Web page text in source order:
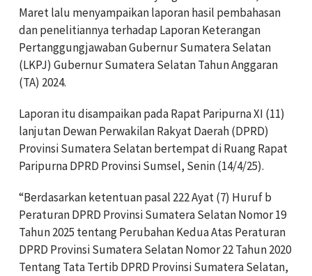
Maret lalu menyampaikan laporan hasil pembahasan
dan penelitiannya terhadap Laporan Keterangan
Pertanggungjawaban Gubernur Sumatera Selatan
(LKPJ) Gubernur Sumatera Selatan Tahun Anggaran
(TA) 2024.
Laporan itu disampaikan pada Rapat Paripurna XI (11)
lanjutan Dewan Perwakilan Rakyat Daerah (DPRD)
Provinsi Sumatera Selatan bertempat di Ruang Rapat
Paripurna DPRD Provinsi Sumsel, Senin (14/4/25).
“Berdasarkan ketentuan pasal 222 Ayat (7) Huruf b
Peraturan DPRD Provinsi Sumatera Selatan Nomor 19
Tahun 2025 tentang Perubahan Kedua Atas Peraturan
DPRD Provinsi Sumatera Selatan Nomor 22 Tahun 2020
Tentang Tata Tertib DPRD Provinsi Sumatera Selatan,